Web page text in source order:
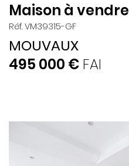
Maison à vendre
Réf. VM39315-GF
MOUVAUX
495 000 € FAI